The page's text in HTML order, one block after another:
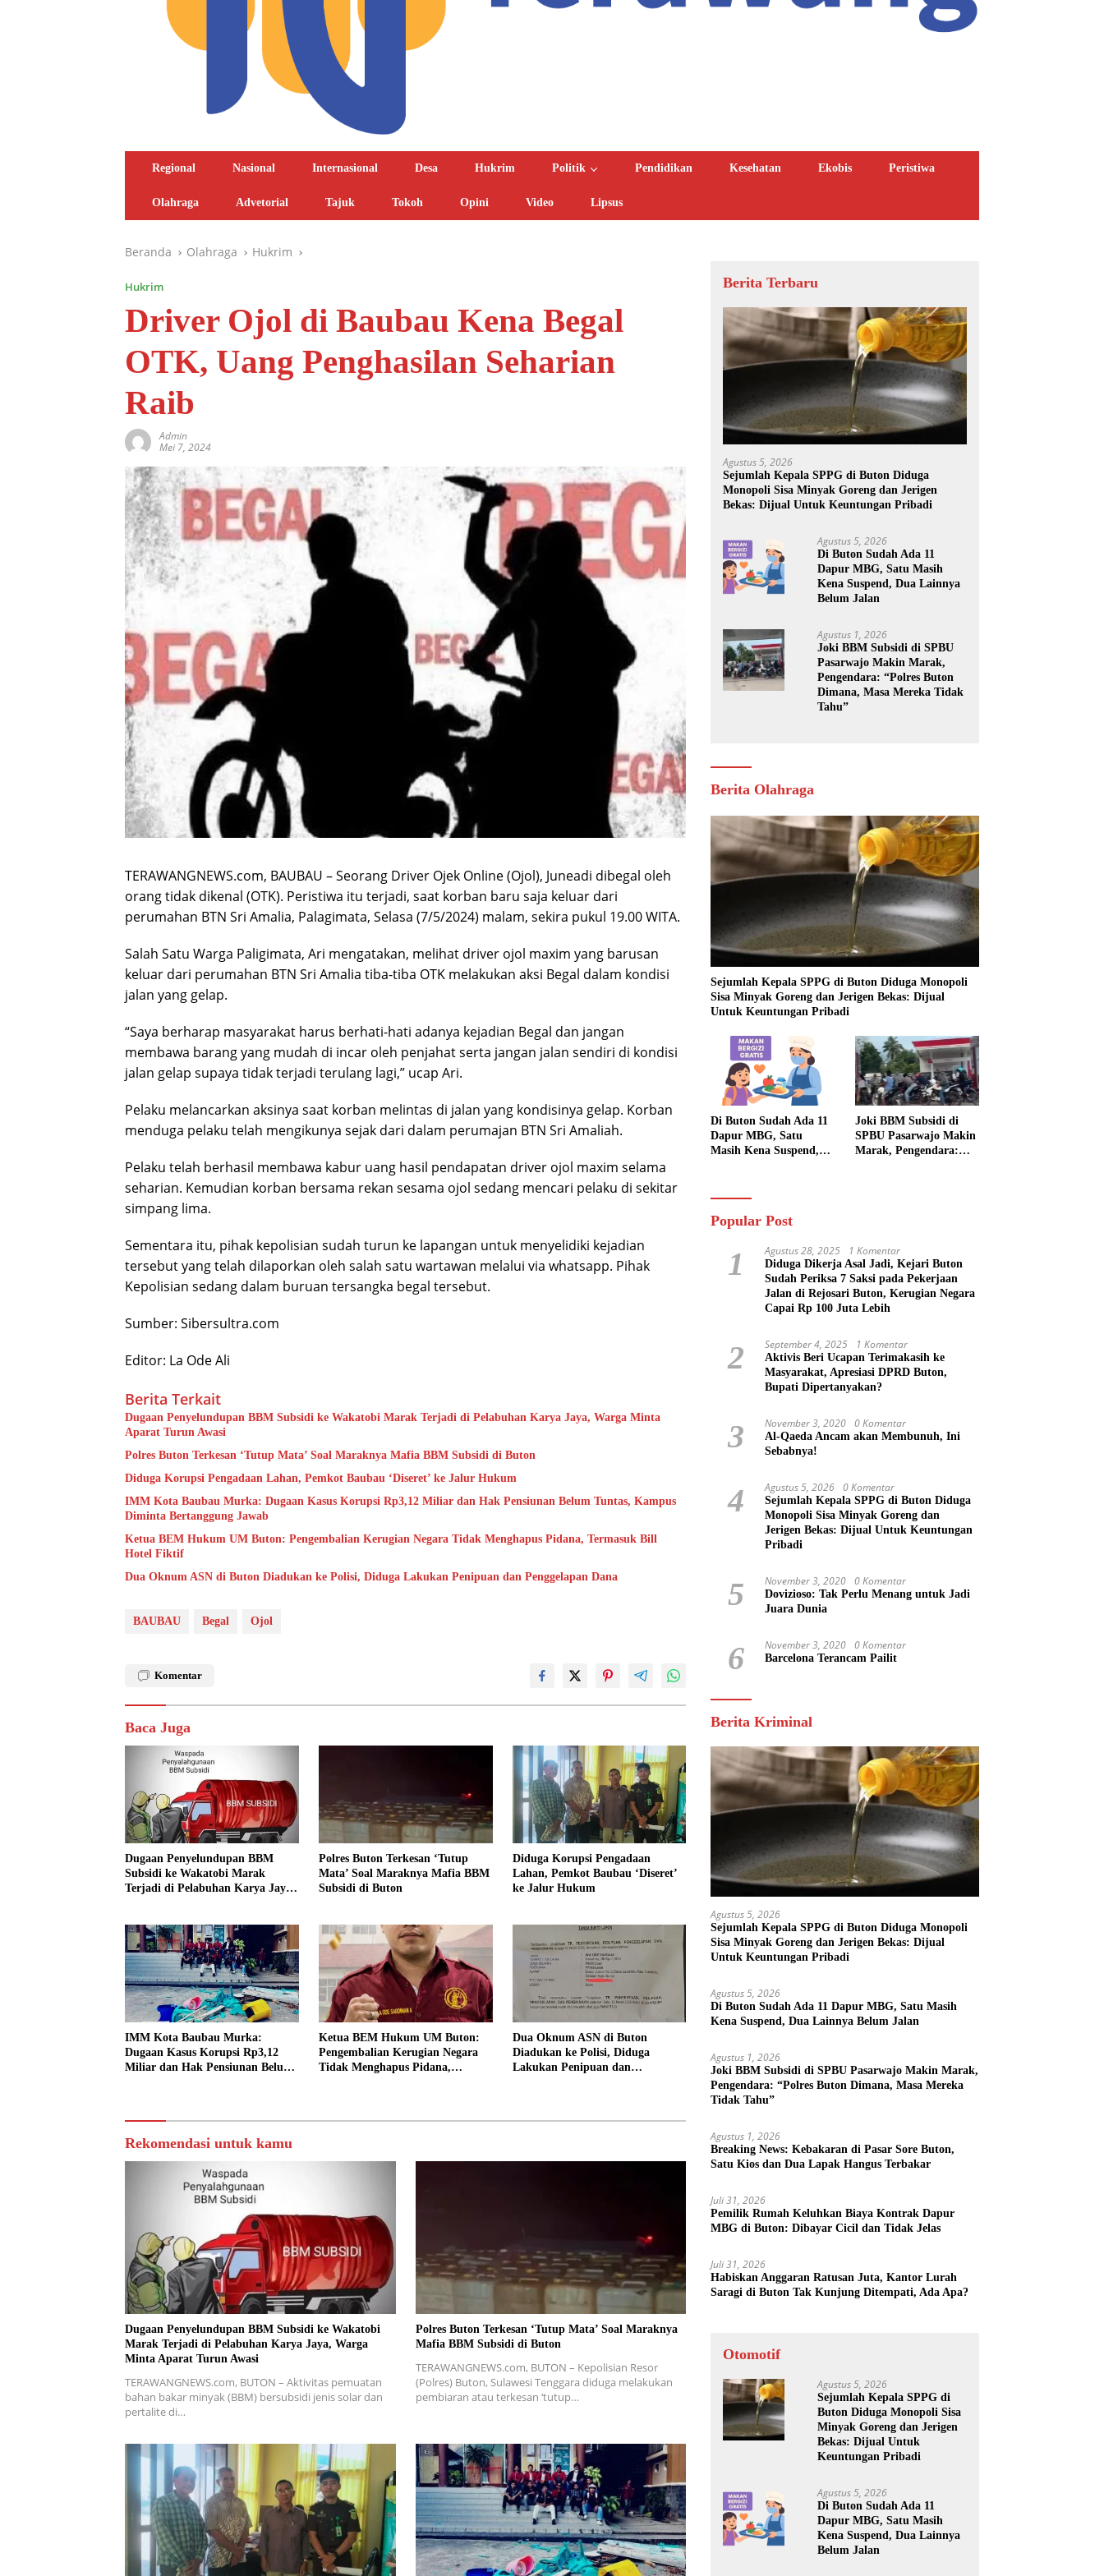
Regional Nasional Internasional Desa Hukrim Politik Pendidikan Kesehatan Ekobis Peristiwa
Olahraga Advetorial Tajuk Tokoh Opini Video Lipsus
Beranda Olahraga Hukrim
Hukrim
Driver Ojol di Baubau Kena Begal
OTK, Uang Penghasilan Seharian
Raib
Admin
Mei 7, 2024
TERAWANGNEWS.com, BAUBAU – Seorang Driver Ojek Online (Ojol), Juneadi dibegal oleh
orang tidak dikenal (OTK). Peristiwa itu terjadi, saat korban baru saja keluar dari
perumahan BTN Sri Amalia, Palagimata, Selasa (7/5/2024) malam, sekira pukul 19.00 WITA.
Salah Satu Warga Paligimata, Ari mengatakan, melihat driver ojol maxim yang barusan
keluar dari perumahan BTN Sri Amalia tiba-tiba OTK melakukan aksi Begal dalam kondisi
jalan yang gelap.
“Saya berharap masyarakat harus berhati-hati adanya kejadian Begal dan jangan
membawa barang yang mudah di incar oleh penjahat serta jangan jalan sendiri di kondisi
jalan gelap supaya tidak terjadi terulang lagi,” ucap Ari.
Pelaku melancarkan aksinya saat korban melintas di jalan yang kondisinya gelap. Korban
menduga pelaku telah mengikunya sejak dari dalam perumajan BTN Sri Amaliah.
Pelaku telah berhasil membawa kabur uang hasil pendapatan driver ojol maxim selama
seharian. Kemudian korban bersama rekan sesama ojol sedang mencari pelaku di sekitar
simpang lima.
Sementara itu, pihak kepolisian sudah turun ke lapangan untuk menyelidiki kejadian
tersebut yang telah dilaporkan oleh salah satu wartawan melalui via whatsapp. Pihak
Kepolisian sedang dalam buruan tersangka begal tersebut.
Sumber: Sibersultra.com
Editor: La Ode Ali
Berita Terkait
Dugaan Penyelundupan BBM Subsidi ke Wakatobi Marak Terjadi di Pelabuhan Karya Jaya, Warga Minta
Aparat Turun Awasi
Polres Buton Terkesan ‘Tutup Mata’ Soal Maraknya Mafia BBM Subsidi di Buton
Diduga Korupsi Pengadaan Lahan, Pemkot Baubau ‘Diseret’ ke Jalur Hukum
IMM Kota Baubau Murka: Dugaan Kasus Korupsi Rp3,12 Miliar dan Hak Pensiunan Belum Tuntas, Kampus
Diminta Bertanggung Jawab
Ketua BEM Hukum UM Buton: Pengembalian Kerugian Negara Tidak Menghapus Pidana, Termasuk Bill
Hotel Fiktif
Dua Oknum ASN di Buton Diadukan ke Polisi, Diduga Lakukan Penipuan dan Penggelapan Dana
BAUBAU Begal Ojol
Komentar
Baca Juga
Dugaan Penyelundupan BBM
Subsidi ke Wakatobi Marak
Terjadi di Pelabuhan Karya Jaya,
Polres Buton Terkesan ‘Tutup
Mata’ Soal Maraknya Mafia BBM
Subsidi di Buton
Diduga Korupsi Pengadaan
Lahan, Pemkot Baubau ‘Diseret’
ke Jalur Hukum
IMM Kota Baubau Murka:
Dugaan Kasus Korupsi Rp3,12
Miliar dan Hak Pensiunan Belum
Ketua BEM Hukum UM Buton:
Pengembalian Kerugian Negara
Tidak Menghapus Pidana,
Dua Oknum ASN di Buton
Diadukan ke Polisi, Diduga
Lakukan Penipuan dan
Rekomendasi untuk kamu
Dugaan Penyelundupan BBM Subsidi ke Wakatobi
Marak Terjadi di Pelabuhan Karya Jaya, Warga
Minta Aparat Turun Awasi
TERAWANGNEWS.com, BUTON – Aktivitas pemuatan
bahan bakar minyak (BBM) bersubsidi jenis solar dan
pertalite di…
Polres Buton Terkesan ‘Tutup Mata’ Soal Maraknya
Mafia BBM Subsidi di Buton
TERAWANGNEWS.com, BUTON – Kepolisian Resor
(Polres) Buton, Sulawesi Tenggara diduga melakukan
pembiaran atau terkesan ‘tutup…
Berita Terbaru
Agustus 5, 2026
Sejumlah Kepala SPPG di Buton Diduga
Monopoli Sisa Minyak Goreng dan Jerigen
Bekas: Dijual Untuk Keuntungan Pribadi
Agustus 5, 2026
Di Buton Sudah Ada 11
Dapur MBG, Satu Masih
Kena Suspend, Dua Lainnya
Belum Jalan
Agustus 1, 2026
Joki BBM Subsidi di SPBU
Pasarwajo Makin Marak,
Pengendara: “Polres Buton
Dimana, Masa Mereka Tidak
Tahu”
Berita Olahraga
Sejumlah Kepala SPPG di Buton Diduga Monopoli
Sisa Minyak Goreng dan Jerigen Bekas: Dijual
Untuk Keuntungan Pribadi
Di Buton Sudah Ada 11
Dapur MBG, Satu
Masih Kena Suspend,
Joki BBM Subsidi di
SPBU Pasarwajo Makin
Marak, Pengendara:
Popular Post
1 Agustus 28, 2025 1 Komentar
Diduga Dikerja Asal Jadi, Kejari Buton
Sudah Periksa 7 Saksi pada Pekerjaan
Jalan di Rejosari Buton, Kerugian Negara
Capai Rp 100 Juta Lebih
2 September 4, 2025 1 Komentar
Aktivis Beri Ucapan Terimakasih ke
Masyarakat, Apresiasi DPRD Buton,
Bupati Dipertanyakan?
3 November 3, 2020 0 Komentar
Al-Qaeda Ancam akan Membunuh, Ini
Sebabnya!
4 Agustus 5, 2026 0 Komentar
Sejumlah Kepala SPPG di Buton Diduga
Monopoli Sisa Minyak Goreng dan
Jerigen Bekas: Dijual Untuk Keuntungan
Pribadi
5 November 3, 2020 0 Komentar
Dovizioso: Tak Perlu Menang untuk Jadi
Juara Dunia
6 November 3, 2020 0 Komentar
Barcelona Terancam Pailit
Berita Kriminal
Agustus 5, 2026
Sejumlah Kepala SPPG di Buton Diduga Monopoli
Sisa Minyak Goreng dan Jerigen Bekas: Dijual
Untuk Keuntungan Pribadi
Agustus 5, 2026
Di Buton Sudah Ada 11 Dapur MBG, Satu Masih
Kena Suspend, Dua Lainnya Belum Jalan
Agustus 1, 2026
Joki BBM Subsidi di SPBU Pasarwajo Makin Marak,
Pengendara: “Polres Buton Dimana, Masa Mereka
Tidak Tahu”
Agustus 1, 2026
Breaking News: Kebakaran di Pasar Sore Buton,
Satu Kios dan Dua Lapak Hangus Terbakar
Juli 31, 2026
Pemilik Rumah Keluhkan Biaya Kontrak Dapur
MBG di Buton: Dibayar Cicil dan Tidak Jelas
Juli 31, 2026
Habiskan Anggaran Ratusan Juta, Kantor Lurah
Saragi di Buton Tak Kunjung Ditempati, Ada Apa?
Otomotif
Agustus 5, 2026
Sejumlah Kepala SPPG di
Buton Diduga Monopoli Sisa
Minyak Goreng dan Jerigen
Bekas: Dijual Untuk
Keuntungan Pribadi
Agustus 5, 2026
Di Buton Sudah Ada 11
Dapur MBG, Satu Masih
Kena Suspend, Dua Lainnya
Belum Jalan